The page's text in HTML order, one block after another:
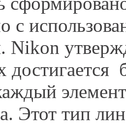
с
достигается
Этот тип